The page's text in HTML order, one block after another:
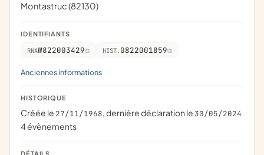
Montastruc (82130)
IDENTIFIANTS
RNAW822003429 HIST. 0822001859
Anciennes informations
HISTORIQUE
Créée le 27/11/1968, dernière déclaration le 30/05/2024
4 évènements